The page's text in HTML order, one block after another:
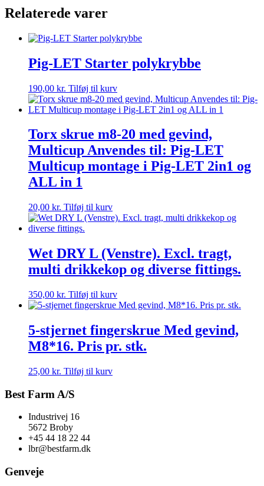
antal
Relaterede varer
Pig-LET Starter polykrybbe
190,00 kr. Tilføj til kurv
Torx skrue m8-20 med gevind,
Multicup Anvendes til: Pig-LET
Multicup montage i Pig-LET 2in1 og
ALL in 1
20,00 kr. Tilføj til kurv
Wet DRY L (Venstre). Excl. tragt,
multi drikkekop og diverse fittings.
350,00 kr. Tilføj til kurv
5-stjernet fingerskrue Med gevind,
M8*16. Pris pr. stk.
25,00 kr. Tilføj til kurv
Best Farm A/S
Industrivej 16
5672 Broby
+45 44 18 22 44
lbr@bestfarm.dk
Genveje